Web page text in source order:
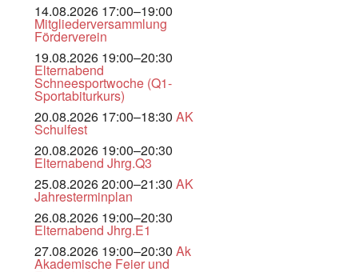
14.08.2026 17:00–19:00
Mitgliederversammlung
Förderverein
19.08.2026 19:00–20:30
Elternabend
Schneesportwoche (Q1-
Sportabiturkurs)
20.08.2026 17:00–18:30 AK
Schulfest
20.08.2026 19:00–20:30
Elternabend Jhrg.Q3
25.08.2026 20:00–21:30 AK
Jahresterminplan
26.08.2026 19:00–20:30
Elternabend Jhrg.E1
27.08.2026 19:00–20:30 Ak
Akademische Feier und